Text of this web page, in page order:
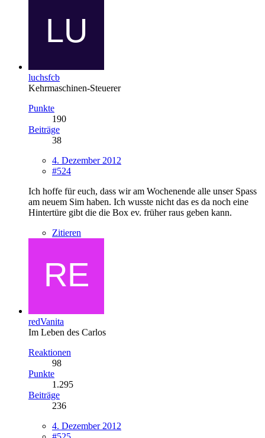
luchsfcb
Kehrmaschinen-Steuerer
Punkte
190
Beiträge
38
4. Dezember 2012
#524
Ich hoffe für euch, dass wir am Wochenende alle unser Spass
am neuem Sim haben. Ich wusste nicht das es da noch eine
Hintertüre gibt die die Box ev. früher raus geben kann.
Zitieren
redVanita
Im Leben des Carlos
Reaktionen
98
Punkte
1.295
Beiträge
236
4. Dezember 2012